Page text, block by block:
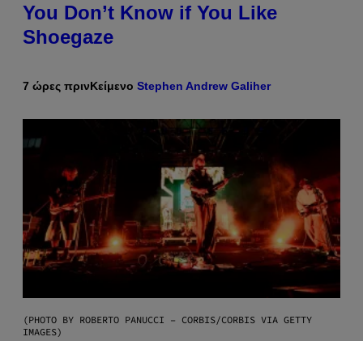
You Don’t Know if You Like
Shoegaze
7 ώρες πρινΚείμενο Stephen Andrew Galiher
(PHOTO BY ROBERTO PANUCCI – CORBIS/CORBIS VIA GETTY
IMAGES)